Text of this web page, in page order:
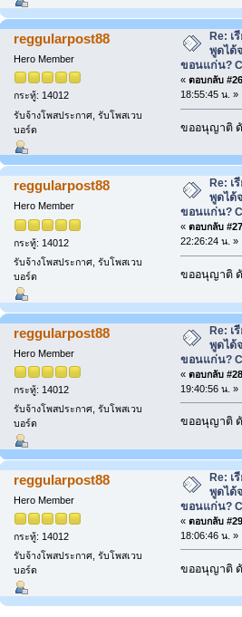
reggularpost88
Hero Member
กระทู้: 14012
รับจ้างโพสประกาศ, รับโพสเวบ
บอร์ด
Re: เ
พูดได้
ขอนแก่น?
« ตอบกลับ
18:55:45 น. »
ขออนุญาติ
reggularpost88
Hero Member
กระทู้: 14012
รับจ้างโพสประกาศ, รับโพสเวบ
บอร์ด
Re: เ
พูดได้
ขอนแก่น?
« ตอบกลับ
22:26:24 น. »
ขออนุญาติ
reggularpost88
Hero Member
กระทู้: 14012
รับจ้างโพสประกาศ, รับโพสเวบ
บอร์ด
Re: เ
พูดได้
ขอนแก่น?
« ตอบกลับ
19:40:56 น. »
ขออนุญาติ
reggularpost88
Hero Member
กระทู้: 14012
รับจ้างโพสประกาศ, รับโพสเวบ
บอร์ด
Re: เ
พูดได้
ขอนแก่น?
« ตอบกลับ
18:06:46 น. »
ขออนุญาติ